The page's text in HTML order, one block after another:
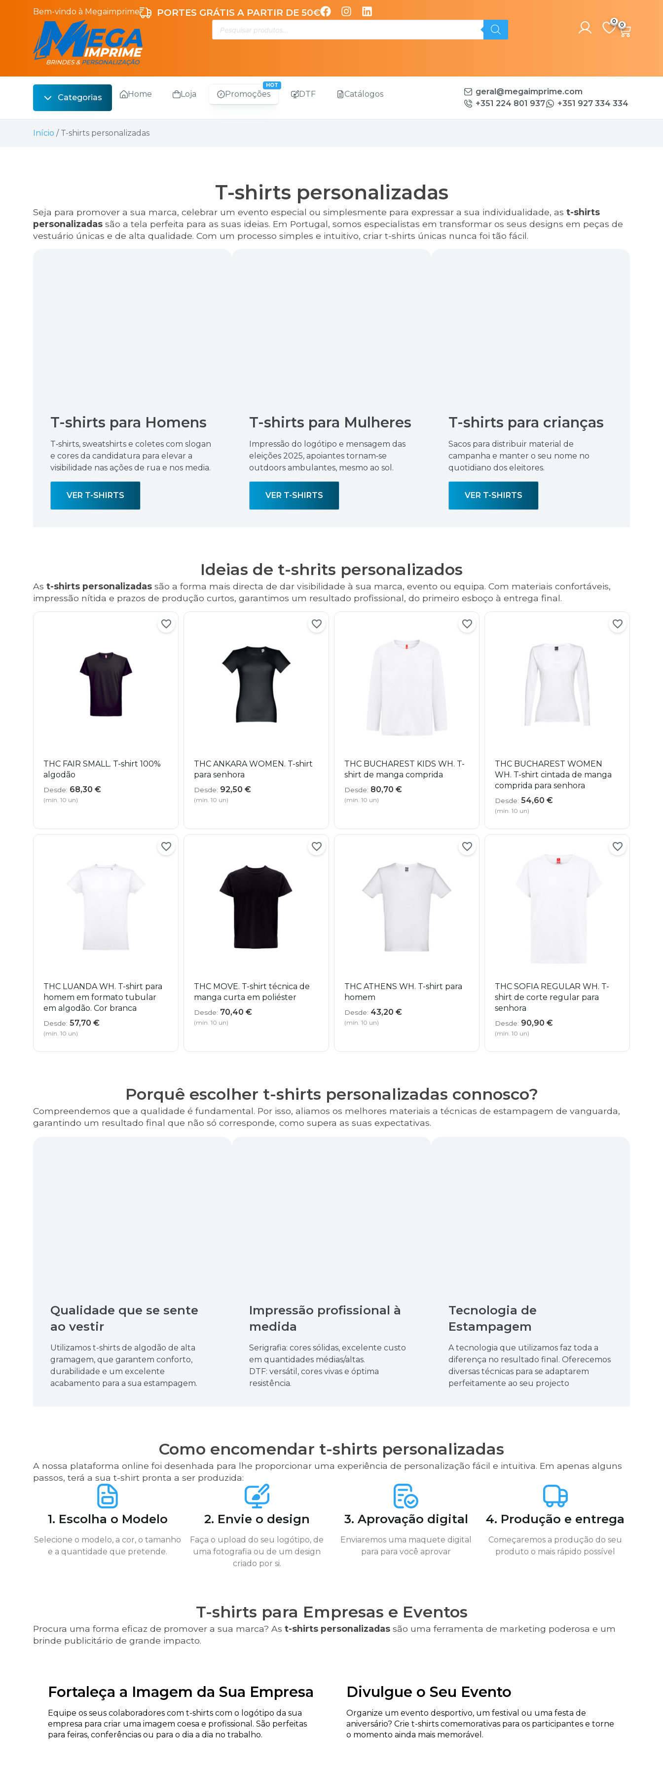
Bem-vindo à Megaimprime PORTES GRÁTIS A PARTIR DE 50€
0
Categorias
Escrita
Bebidas
Malas
Lazer
Home Loja Promoções DTF Catálogos
geral@megaimprime.com
+351 224 801 937
+351 927 334 334
Início / T-shirts personalizadas
T-shirts personalizadas
Seja para promover a sua marca, celebrar um evento especial ou simplesmente para expressar a sua individualidade, as t-shirts
personalizadas são a tela perfeita para as suas ideias. Em Portugal, somos especialistas em transformar os seus designs em peças de
vestuário únicas e de alta qualidade. Com um processo simples e intuitivo, criar t-shirts únicas nunca foi tão fácil.
T-shirts para Homens
T‑shirts, sweatshirts e coletes com slogan
e cores da candidatura para elevar a
visibilidade nas ações de rua e nos media.
VER T-SHIRTS
T-shirts para Mulheres
Impressão do logótipo e mensagem das
eleições 2025, apoiantes tornam‑se
outdoors ambulantes, mesmo ao sol.
VER T-SHIRTS
T-shirts para crianças
Sacos para distribuir material de
campanha e manter o seu nome no
quotidiano dos eleitores.
VER T-SHIRTS
Ideias de t-shrits personalizados
Ast-shirts personalizadas são a forma mais directa de dar visibilidade à sua marca, evento ou equipa. Com materiais confortáveis,
impressão nítida e prazos de produção curtos, garantimos um resultado profissional, do primeiro esboço à entrega final.
THC FAIR SMALL. T-shirt 100%
algodão
Desde: 68,30€
(mín. 10 un)
THC ANKARA WOMEN. T-shirt
para senhora
Desde: 92,50€
(mín. 10 un)
THC BUCHAREST KIDS WH. T-
shirt de manga comprida
Desde: 80,70 €
(mín. 10 un)
THC BUCHAREST WOMEN
WH. T-shirt cintada de manga
comprida para senhora
Desde: 54,60 €
(mín. 10 un)
THC LUANDA WH. T-shirt para
homem em formato tubular
em algodão. Cor branca
Desde: 57,70€
(mín. 10 un)
THC MOVE. T-shirt técnica de
manga curta em poliéster
Desde: 70,40€
(mín. 10 un)
THC ATHENS WH. T-shirt para
homem
Desde: 43,20 €
(mín. 10 un)
THC SOFIA REGULAR WH. T-
shirt de corte regular para
senhora
Desde: 90,90 €
(mín. 10 un)
Porquê escolher t-shirts personalizadas connosco?
Compreendemos que a qualidade é fundamental. Por isso, aliamos os melhores materiais a técnicas de estampagem de vanguarda,
garantindo um resultado final que não só corresponde, como supera as suas expectativas.
Qualidade que se sente
ao vestir
Utilizamos t-shirts de algodão de alta
gramagem, que garantem conforto,
durabilidade e um excelente
acabamento para a sua estampagem.
Impressão profissional à
medida
Serigrafia: cores sólidas, excelente custo
em quantidades médias/altas.
DTF: versátil, cores vivas e óptima
resistência.
Tecnologia de
Estampagem
A tecnologia que utilizamos faz toda a
diferença no resultado final. Oferecemos
diversas técnicas para se adaptarem
perfeitamente ao seu projecto
Como encomendar t-shirts personalizadas
A nossa plataforma online foi desenhada para lhe proporcionar uma experiência de personalização fácil e intuitiva. Em apenas alguns
passos, terá a sua t-shirt pronta a ser produzida:
1. Escolha o Modelo
Selecione o modelo, a cor, o tamanho
e a quantidade que pretende.
2. Envie o design
Faça o upload do seu logótipo, de
uma fotografia ou de um design
criado por si.
3. Aprovação digital
Enviaremos uma maquete digital
para para você aprovar
4. Produção e entrega
Começaremos a produção do seu
produto o mais rápido possível
T-shirts para Empresas e Eventos
Procura uma forma eficaz de promover a sua marca? Ast-shirts personalizadas são uma ferramenta de marketing poderosa e um
brinde publicitário de grande impacto.
Fortaleça a Imagem da Sua Empresa
Equipe os seus colaboradores com t-shirts com o logótipo da sua
empresa para criar uma imagem coesa e profissional. São perfeitas
para feiras, conferências ou para o dia a dia no trabalho.
Divulgue o Seu Evento
Organize um evento desportivo, um festival ou uma festa de
aniversário? Crie t-shirts comemorativas para os participantes e torne
o momento ainda mais memorável.